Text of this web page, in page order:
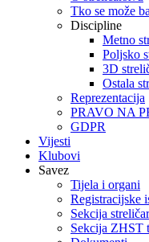
Tko se može
Discipline
Metno
Poljsko
3D
Ostala
Reprezentacija
PRAVO NA
GDPR
Vijesti
Klubovi
Savez
Tijela i organi
Registracijske
Sekcija
Sekcija ZHST